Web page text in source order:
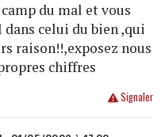
du mal et vous
celui du bien ,qui
raison!!,exposez nous
chiffres
Signaler